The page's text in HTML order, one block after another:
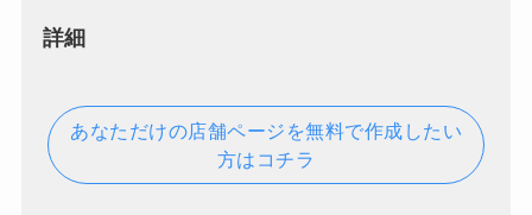
詳細
あなただけの店舗ページを無料で作成したい
方はコチラ